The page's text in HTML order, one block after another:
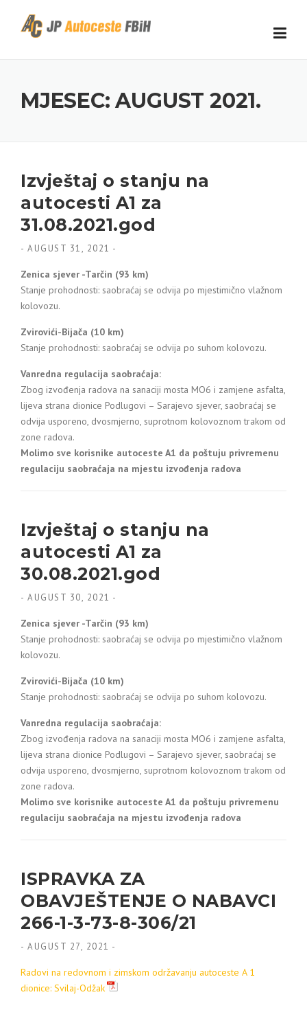
MJESEC: AUGUST 2021.
Izvještaj o stanju na
autocesti A1 za
31.08.2021.god
- AUGUST 31, 2021 -
Zenica sjever -Tarčin (93 km)
Stanje prohodnosti: saobraćaj se odvija po mjestimično vlažnom
kolovozu.
Zvirovići-Bijača (10 km)
Stanje prohodnosti: saobraćaj se odvija po suhom kolovozu.
Vanredna regulacija saobraćaja:
Zbog izvođenja radova na sanaciji mosta MO6 i zamjene asfalta,
lijeva strana dionice Podlugovi – Sarajevo sjever, saobraćaj se
odvija usporeno, dvosmjerno, suprotnom kolovoznom trakom od
zone radova.
Molimo sve korisnike autoceste A1 da poštuju privremenu
regulaciju saobraćaja na mjestu izvođenja radova
Izvještaj o stanju na
autocesti A1 za
30.08.2021.god
- AUGUST 30, 2021 -
Zenica sjever -Tarčin (93 km)
Stanje prohodnosti: saobraćaj se odvija po mjestimično vlažnom
kolovozu.
Zvirovići-Bijača (10 km)
Stanje prohodnosti: saobraćaj se odvija po suhom kolovozu.
Vanredna regulacija saobraćaja:
Zbog izvođenja radova na sanaciji mosta MO6 i zamjene asfalta,
lijeva strana dionice Podlugovi – Sarajevo sjever, saobraćaj se
odvija usporeno, dvosmjerno, suprotnom kolovoznom trakom od
zone radova.
Molimo sve korisnike autoceste A1 da poštuju privremenu
regulaciju saobraćaja na mjestu izvođenja radova
ISPRAVKA ZA
OBAVJEŠTENJE O NABAVCI
266-1-3-73-8-306/21
- AUGUST 27, 2021 -
Radovi na redovnom i zimskom održavanju autoceste A 1
dionice: Svilaj-Odžak